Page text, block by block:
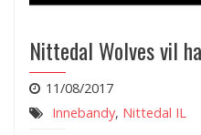
Nittedal Wolves vil
11/08/2017
Innebandy, Nittedal IL